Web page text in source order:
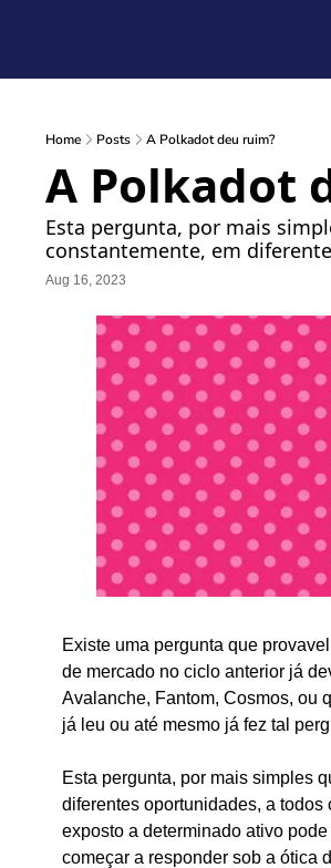
Home Posts A Polkadot deu ruim?
A Polkadot
Esta pergunta, por mais
constantemente, em
Aug 16, 2023
Existe uma pergunta que
de mercado no ciclo anterior já
Avalanche, Fantom, Cosmos, ou
já leu ou até mesmo já fez tal
Esta pergunta, por mais simples
diferentes oportunidades, a
exposto a determinado ativo
começar a responder sob a ótica